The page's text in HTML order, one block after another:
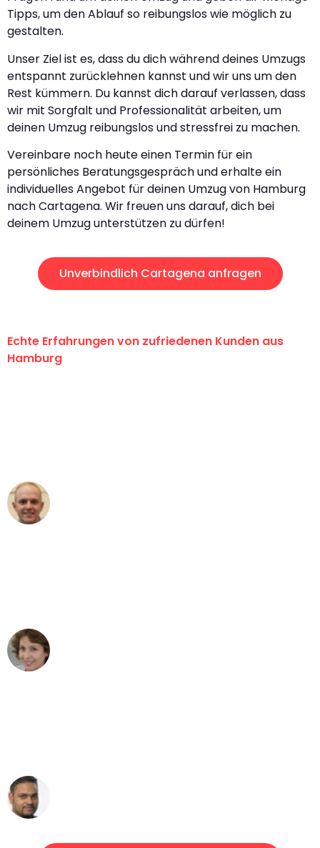
Tipps, um den Ablauf so reibungslos wie möglich zu
gestalten.
Unser Ziel ist es, dass du dich während deines Umzugs
entspannt zurücklehnen kannst und wir uns um den
Rest kümmern. Du kannst dich darauf verlassen, dass
wir mit Sorgfalt und Professionalität arbeiten, um
deinen Umzug reibungslos und stressfrei zu machen.
Vereinbare noch heute einen Termin für ein
persönliches Beratungsgespräch und erhalte ein
individuelles Angebot für deinen Umzug von Hamburg
nach Cartagena. Wir freuen uns darauf, dich bei
deinem Umzug unterstützen zu dürfen!
Unverbindlich Cartagena anfragen
Echte Erfahrungen von zufriedenen Kunden aus
Hamburg